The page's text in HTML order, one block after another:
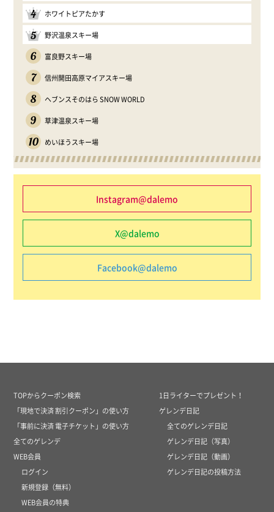
4 ホワイトピアたかす
5 野沢温泉スキー場
6 富良野スキー場
7 信州開田高原マイアスキー場
8 ヘブンスそのはら SNOW WORLD
9 草津温泉スキー場
10 めいほうスキー場
Instagram@dalemo
X@dalemo
Facebook@dalemo
TOPからクーポン検索
「現地で決済 割引クーポン」の使い方
「事前に決済 電子チケット」の使い方
全てのゲレンデ
WEB会員
ログイン
新規登録（無料）
WEB会員の特典
1日ライターでプレゼント！
ゲレンデ日記
全てのゲレンデ日記
ゲレンデ日記（写真）
ゲレンデ日記（動画）
ゲレンデ日記の投稿方法